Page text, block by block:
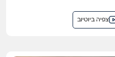
צפיה ביוטיוב